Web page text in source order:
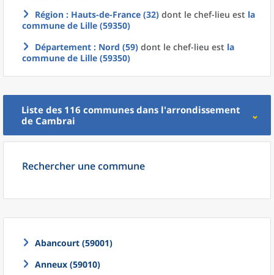
Région : Hauts-de-France (32) dont le chef-lieu est la
commune de Lille (59350)
Département : Nord (59) dont le chef-lieu est la
commune de Lille (59350)
Liste des 116 communes dans l'arrondissement
de Cambrai
Rechercher une commune
Abancourt (59001)
Anneux (59010)